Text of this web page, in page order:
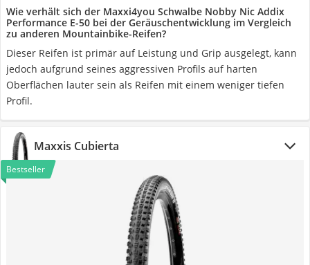
Wie verhält sich der Maxxi4you Schwalbe Nobby Nic Addix
Performance E-50 bei der Geräuschentwicklung im Vergleich
zu anderen Mountainbike-Reifen?
Dieser Reifen ist primär auf Leistung und Grip ausgelegt, kann
jedoch aufgrund seines aggressiven Profils auf harten
Oberflächen lauter sein als Reifen mit einem weniger tiefen
Profil.
Maxxis Cubierta
Bestseller